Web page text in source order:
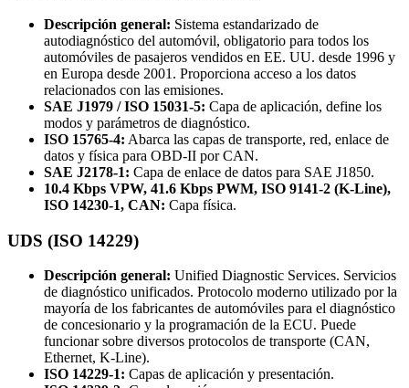
Descripción general: Sistema estandarizado de
autodiagnóstico del automóvil, obligatorio para todos los
automóviles de pasajeros vendidos en EE. UU. desde 1996 y
en Europa desde 2001. Proporciona acceso a los datos
relacionados con las emisiones.
SAE J1979 / ISO 15031-5: Capa de aplicación, define los
modos y parámetros de diagnóstico.
ISO 15765-4: Abarca las capas de transporte, red, enlace de
datos y física para OBD-II por CAN.
SAE J2178-1: Capa de enlace de datos para SAE J1850.
10.4 Kbps VPW, 41.6 Kbps PWM, ISO 9141-2 (K-Line),
ISO 14230-1, CAN: Capa física.
UDS (ISO 14229)
Descripción general: Unified Diagnostic Services. Servicios
de diagnóstico unificados. Protocolo moderno utilizado por la
mayoría de los fabricantes de automóviles para el diagnóstico
de concesionario y la programación de la ECU. Puede
funcionar sobre diversos protocolos de transporte (CAN,
Ethernet, K-Line).
ISO 14229-1: Capas de aplicación y presentación.